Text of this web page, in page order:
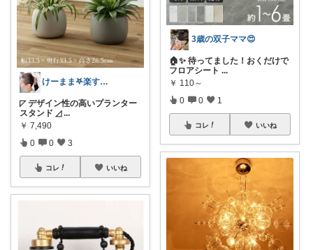
けーまま𖤐楽する家づくり☀︎*.｡
◸ デザイン性の高いプランター
スタンド ◿ ...
￥ 7,490
0 0 3
コレ いいね
3歳の双子ママ😍
🏠✨ 待ってました！おくだけで
フロアシート ...
￥ 110～
0 0 1
コレ いいね